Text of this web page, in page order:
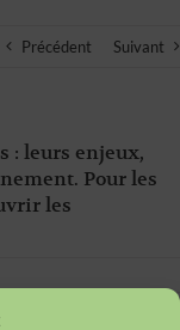
Précédent
Suivant
: leurs enjeux,
Pour les
les